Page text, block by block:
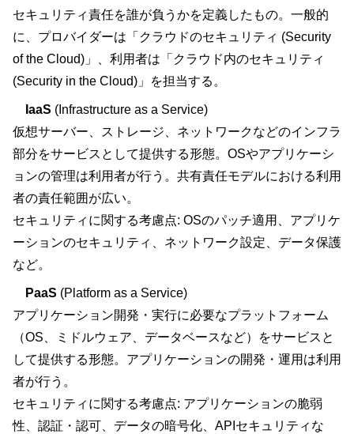
セキュリティ責任を誰が負うかを定義したもの。一般的
に、プロバイダーは「クラウドのセキュリティ (Security
of the Cloud)」、利用者は「クラウド内のセキュリティ
(Security in the Cloud)」を担当する。
IaaS (Infrastructure as a Service)
仮想サーバー、ストレージ、ネットワークなどのインフラ
部分をサービスとして提供する形態。OSやアプリケーシ
ョンの管理は利用者が行う。共有責任モデルにおける利用
者の責任範囲が広い。
セキュリティに関する考慮点: OSのパッチ適用、アプリケ
ーションのセキュリティ、ネットワーク設定、データ保護
など。
PaaS (Platform as a Service)
アプリケーション開発・実行に必要なプラットフォーム
（OS、ミドルウェア、データベースなど）をサービスと
して提供する形態。アプリケーションの開発・運用は利用
者が行う。
セキュリティに関する考慮点: アプリケーションの脆弱
性、認証・認可、データの暗号化、APIセキュリティな